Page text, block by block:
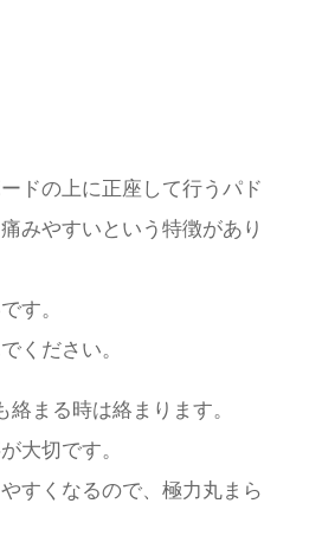
ドの上に正座して行うパド
みやすいという特徴があり
す。
ください。
まる時は絡まります。
大切です。
すくなるので、極力丸まら